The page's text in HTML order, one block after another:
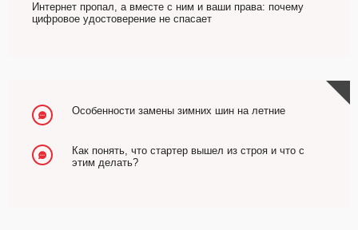
Интернет пропал, а вместе с ним и ваши права: почему
цифровое удостоверение не спасает
Особенности замены зимних шин на летние
Как понять, что стартер вышел из строя и что с
этим делать?